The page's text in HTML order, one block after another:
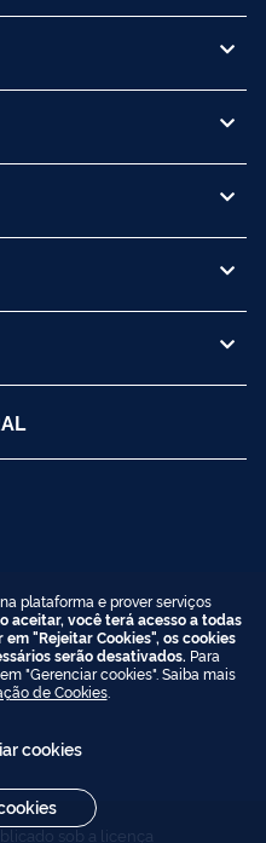
sob a licença
plataforma e prover serviços
aceitar, você terá acesso a todas
"Rejeitar Cookies", os cookies
serão desativados. Para
"Gerenciar cookies". Saiba mais
de Cookies.
cookies